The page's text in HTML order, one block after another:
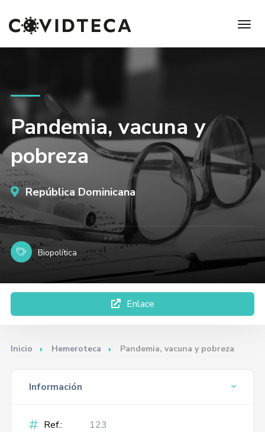
Pandemia, vacuna y
pobreza
República Dominicana
Biopolítica
Enlace
Inicio Hemeroteca Pandemia, vacuna y pobreza
Información
Ref.: 123